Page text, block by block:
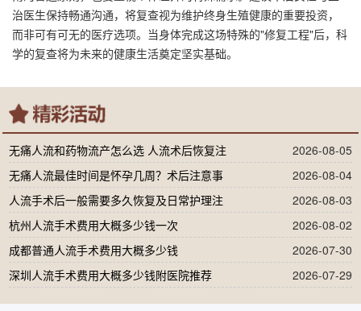
治医生保持畅通沟通，将复查视为维护终身生殖健康的重要投资，
而非可有可无的医疗选项。当身体完成这场特殊的"修复工程"后，科
学的复查将为未来的健康生活奠定坚实基础。
无痛人流和药物流产怎么选 人流术后恢复注
2026-08-05
无痛人流最佳时间是怀孕几周？术后注意事
2026-08-04
人流手术后一般需要多久恢复及日常护理注
2026-08-03
杭州人流手术费用大概多少钱一次
2026-08-02
成都普通人流手术费用大概多少钱
2026-07-30
深圳人流手术费用大概多少钱附医院推荐
2026-07-29